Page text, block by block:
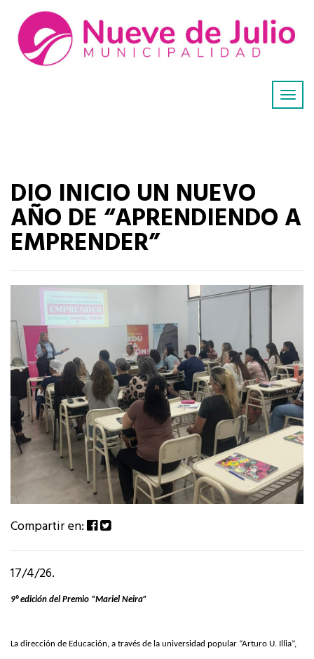
DIO INICIO UN NUEVO
AÑO DE “APRENDIENDO A
EMPRENDER”
Compartir en:
17/4/26.
9° edición del Premio “Mariel Neira”
La dirección de Educación, a través de la universidad popular “Arturo U. Illia”,